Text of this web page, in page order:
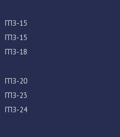
ГПЗ-15
ГПЗ-15
ГПЗ-18
ГПЗ-20
ГПЗ-23
ГПЗ-24